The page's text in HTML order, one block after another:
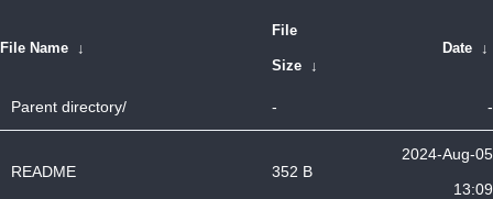
File Name ↓
File
Size ↓
Date ↓
Parent directory/ - -
README 352 B
2024-Aug-05
13:09